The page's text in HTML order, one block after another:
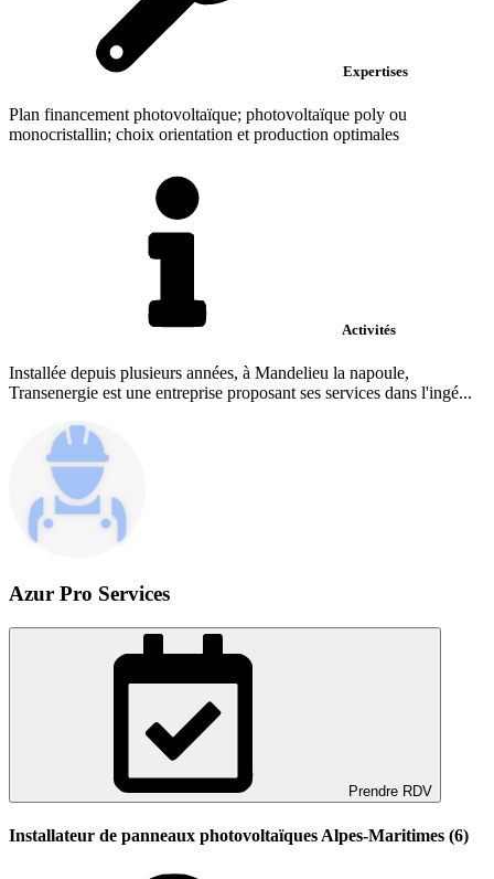
Expertises
Plan financement photovoltaïque; photovoltaïque poly ou
monocristallin; choix orientation et production optimales
Activités
Installée depuis plusieurs années, à Mandelieu la napoule,
Transenergie est une entreprise proposant ses services dans l'ingé...
Azur Pro Services
Prendre RDV
Installateur de panneaux photovoltaïques Alpes-Maritimes (6)